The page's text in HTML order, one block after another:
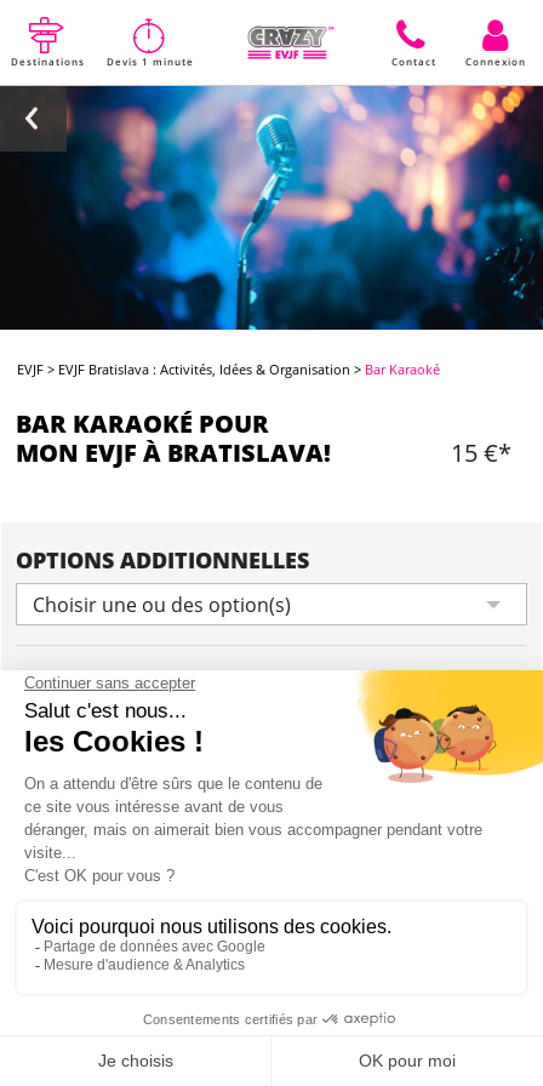
Destinations Devis 1 minute Contact Connexion
EVJF > EVJF Bratislava : Activités, Idées & Organisation > Bar Karaoké
BAR KARAOKÉ POUR
MON EVJF À BRATISLAVA!
15 €*
OPTIONS ADDITIONNELLES
Choisir une ou des option(s)
CONTENU
Entrée dans un bar karaoké
1h de karaoké accessible à tous
Musique et système karaoké fournis par le bar
10€ de consommation par personne inclus dans
Mon EVJF à Bratislava